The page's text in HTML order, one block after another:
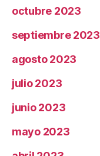
octubre 2023
septiembre 2023
agosto 2023
julio 2023
junio 2023
mayo 2023